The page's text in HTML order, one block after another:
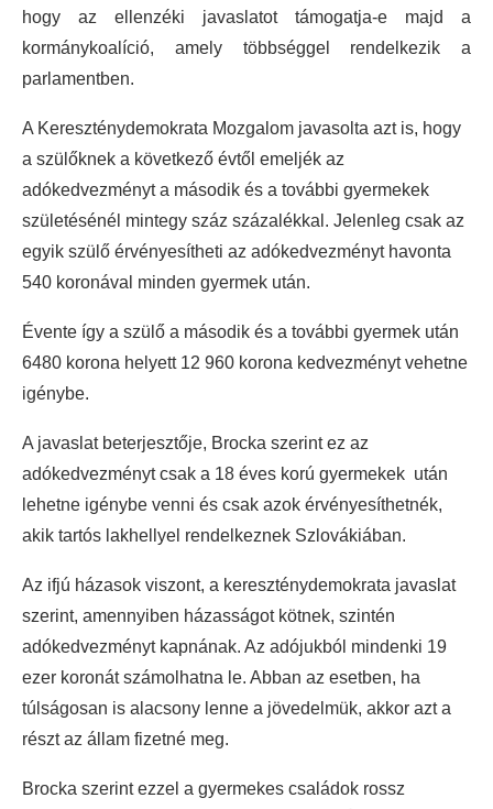
hogy az ellenzéki javaslatot támogatja-e majd a
kormánykoalíció, amely többséggel rendelkezik a
parlamentben.
A Kereszténydemokrata Mozgalom javasolta azt is, hogy
a szülőknek a következő évtől emeljék az
adókedvezményt a második és a további gyermekek
születésénél mintegy száz százalékkal. Jelenleg csak az
egyik szülő érvényesítheti az adókedvezményt havonta
540 koronával minden gyermek után.
Évente így a szülő a második és a további gyermek után
6480 korona helyett 12 960 korona kedvezményt vehetne
igénybe.
A javaslat beterjesztője, Brocka szerint ez az
adókedvezményt csak a 18 éves korú gyermekek után
lehetne igénybe venni és csak azok érvényesíthetnék,
akik tartós lakhellyel rendelkeznek Szlovákiában.
Az ifjú házasok viszont, a kereszténydemokrata javaslat
szerint, amennyiben házasságot kötnek, szintén
adókedvezményt kapnának. Az adójukból mindenki 19
ezer koronát számolhatna le. Abban az esetben, ha
túlságosan is alacsony lenne a jövedelmük, akkor azt a
részt az állam fizetné meg.
Brocka szerint ezzel a gyermekes családok rossz